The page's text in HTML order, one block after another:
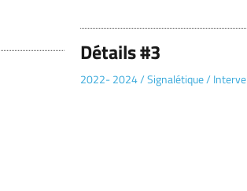
Détails #3
2022- 2024/Signalétique/